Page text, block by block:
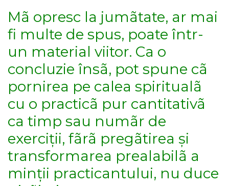
Mã opresc la jumãtate, ar mai
fi multe de spus, poate într-
un material viitor. Ca o
concluzie însã, pot spune cã
pornirea pe calea spiritualã
cu o practicã pur cantitativã
ca timp sau numãr de
exerciții, fãrã pregãtirea și
transformarea prealabilã a
minții practicantului, nu duce